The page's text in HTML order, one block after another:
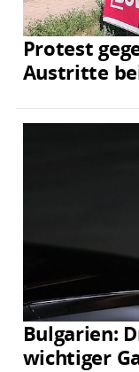
Protest
Austritte
Bulgarien:
wichtiger